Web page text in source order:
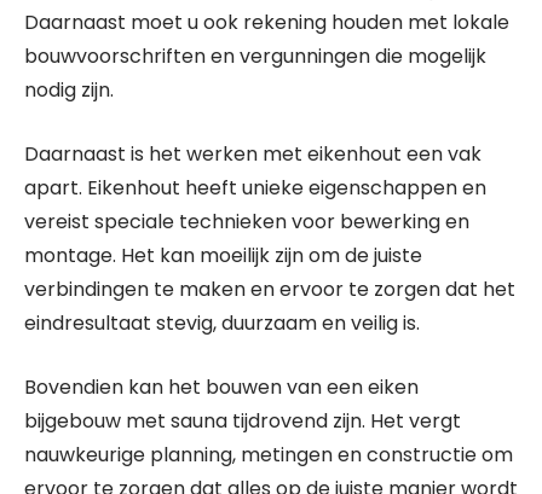
Daarnaast moet u ook rekening houden met lokale
bouwvoorschriften en vergunningen die mogelijk
nodig zijn.
Daarnaast is het werken met eikenhout een vak
apart. Eikenhout heeft unieke eigenschappen en
vereist speciale technieken voor bewerking en
montage. Het kan moeilijk zijn om de juiste
verbindingen te maken en ervoor te zorgen dat het
eindresultaat stevig, duurzaam en veilig is.
Bovendien kan het bouwen van een eiken
bijgebouw met sauna tijdrovend zijn. Het vergt
nauwkeurige planning, metingen en constructie om